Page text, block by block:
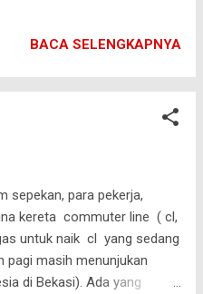
atau nafsu sesaat. Apakah
ingin memiliki. Senyummu
terngiang di lorong
nama kecilku ketika
aku tahu kamu tidak masuk
sudah ada yang punya namun
bilang sayang pada ku. Kita
jam di telepon berlempar
BACA SELENGKAPNYA
sepekan, para pekerja,
kereta commuter line ( cl,
untuk naik cl yang sedang
pagi masih menunjukan
di Bekasi). Ada yang